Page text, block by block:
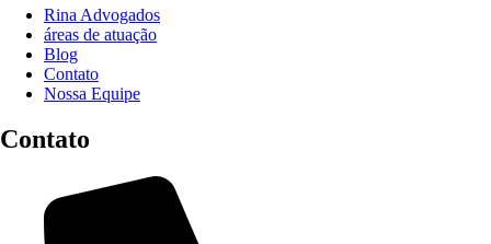
Rina Advogados
áreas de atuação
Blog
Contato
Nossa Equipe
Contato